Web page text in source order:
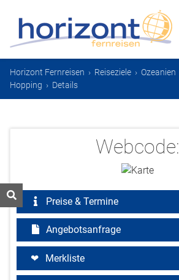
Horizont Fernreisen › Reiseziele › Ozeanien
Hopping › Details
Webcode:
Preise & Termine
Angebotsanfrage
Merkliste